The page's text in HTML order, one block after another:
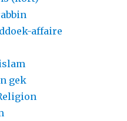
affaire
gek